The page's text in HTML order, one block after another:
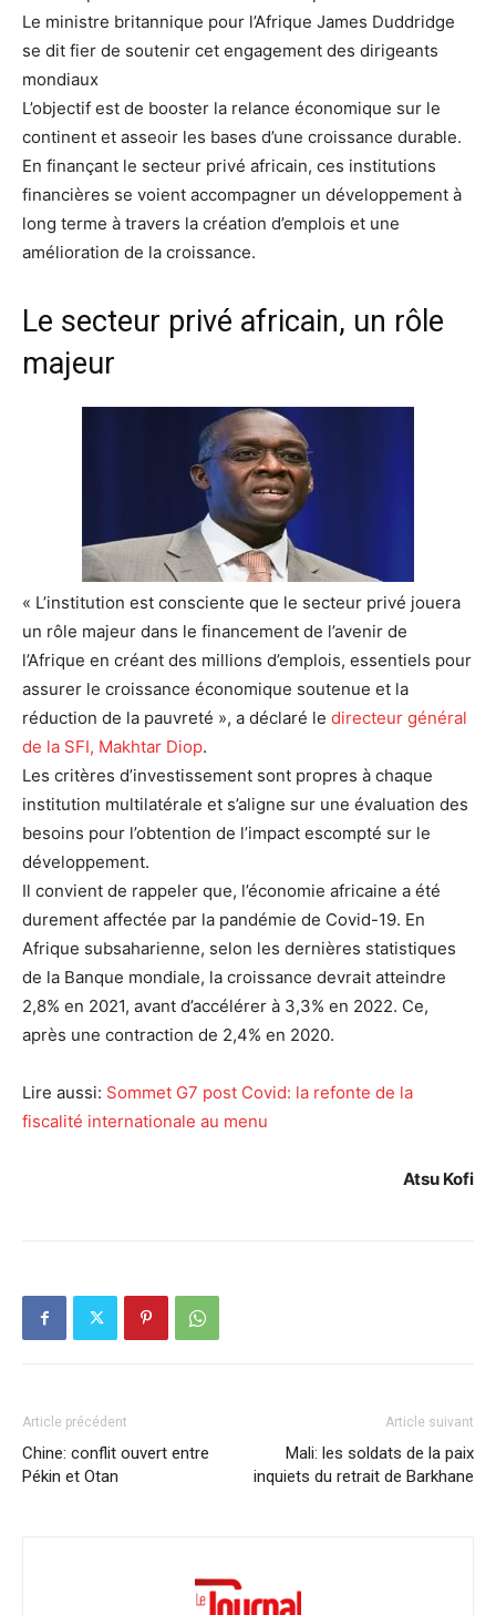
Le ministre britannique pour l’Afrique James Duddridge
se dit fier de soutenir cet engagement des dirigeants
mondiaux
L’objectif est de booster la relance économique sur le
continent et asseoir les bases d’une croissance durable.
En finançant le secteur privé africain, ces institutions
financières se voient accompagner un développement à
long terme à travers la création d’emplois et une
amélioration de la croissance.
Le secteur privé africain, un rôle
majeur
« L’institution est consciente que le secteur privé jouera
un rôle majeur dans le financement de l’avenir de
l’Afrique en créant des millions d’emplois, essentiels pour
assurer le croissance économique soutenue et la
réduction de la pauvreté », a déclaré le directeur général
de la SFI, Makhtar Diop.
Les critères d’investissement sont propres à chaque
institution multilatérale et s’aligne sur une évaluation des
besoins pour l’obtention de l’impact escompté sur le
développement.
Il convient de rappeler que, l’économie africaine a été
durement affectée par la pandémie de Covid-19. En
Afrique subsaharienne, selon les dernières statistiques
de la Banque mondiale, la croissance devrait atteindre
2,8% en 2021, avant d’accélérer à 3,3% en 2022. Ce,
après une contraction de 2,4% en 2020.
Lire aussi: Sommet G7 post Covid: la refonte de la
fiscalité internationale au menu
Atsu Kofi
Article précédent
Chine: conflit ouvert entre
Pékin et Otan
Article suivant
Mali: les soldats de la paix
inquiets du retrait de Barkhane